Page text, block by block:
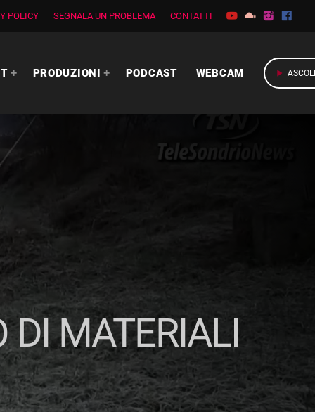
POLICY SEGNALA UN PROBLEMA CONTATTI
PRODUZIONI PODCAST WEBCAM play_arrow
DI MATERIALI